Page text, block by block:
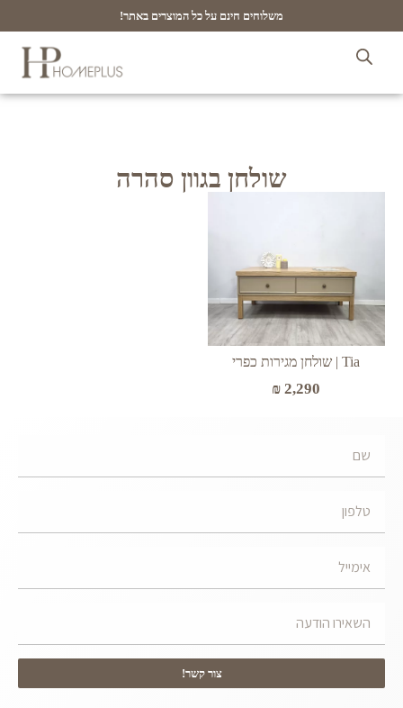
משלוחים חינם על כל המוצרים באתר!
שולחן בגוון סהרה
Tia | שולחן מגירות כפרי
₪ 2,290
צור קשר!